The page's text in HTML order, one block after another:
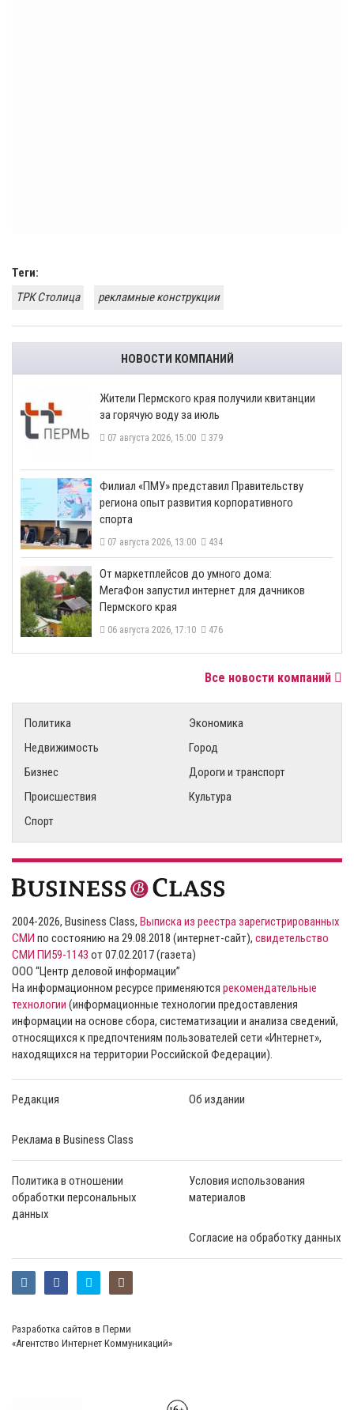
Теги:
ТРК Столица
рекламные конструкции
НОВОСТИ КОМПАНИЙ
​Жители Пермского края получили квитанции
за горячую воду за июль
07 августа 2026, 15:00 379
​Филиал «ПМУ» представил Правительству
региона опыт развития корпоративного
спорта
07 августа 2026, 13:00 434
От маркетплейсов до умного дома:
МегаФон запустил интернет для дачников
Пермского края
06 августа 2026, 17:10 476
Все новости компаний
Политика
Экономика
Недвижимость
Город
Бизнес
Дороги и транспорт
Происшествия
Культура
Спорт
2004-2026, Business Class, Выписка из реестра зарегистрированных
СМИ по состоянию на 29.08.2018 (интернет-сайт), свидетельство
СМИ ПИ59-1143 от 07.02.2017 (газета)
ООО “Центр деловой информации”
На информационном ресурсе применяются рекомендательные
технологии (информационные технологии предоставления
информации на основе сбора, систематизации и анализа сведений,
относящихся к предпочтениям пользователей сети «Интернет»,
находящихся на территории Российской Федерации).
Редакция Об издании
Реклама в Business Class
Политика в отношении
обработки персональных
данных
Условия использования
материалов
Согласие на обработку данных
Разработка сайтов в Перми
«Агентство Интернет Коммуникаций»